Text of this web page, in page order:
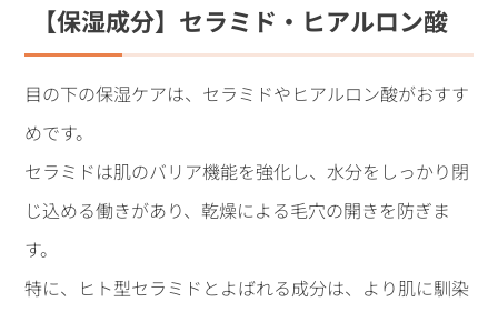
【保湿成分】セラミド・ヒアルロン酸
目の下の保湿ケアは、セラミドやヒアルロン酸がおすす
めです。
セラミドは肌のバリア機能を強化し、水分をしっかり閉
じ込める働きがあり、乾燥による毛穴の開きを防ぎま
す。
特に、ヒト型セラミドとよばれる成分は、より肌に馴染